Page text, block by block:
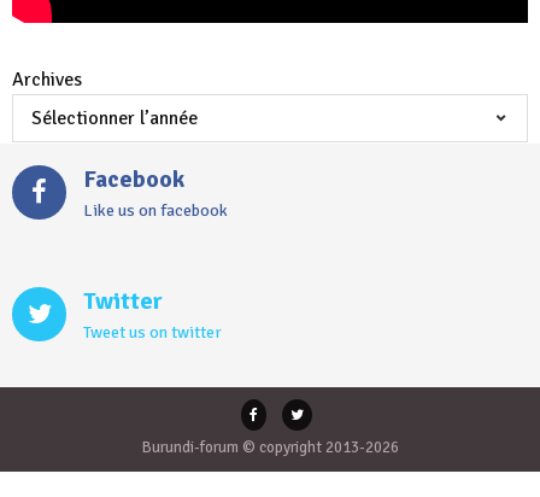
Archives
Facebook
Like us on facebook
Twitter
Tweet us on twitter
Burundi-forum © copyright 2013-2026